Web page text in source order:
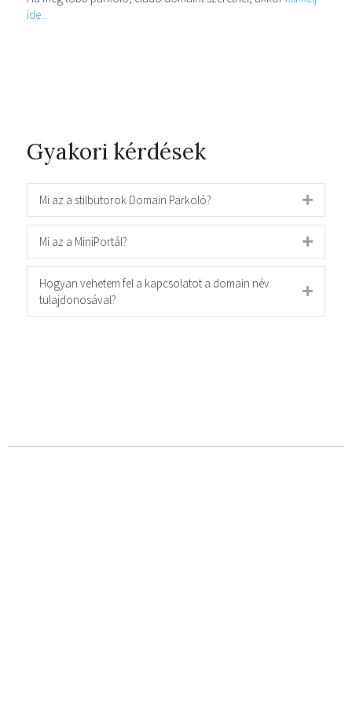
ide...
Gyakori kérdések
Mi az a stilbutorok Domain Parkoló?
Mi az a MiniPortál?
Hogyan vehetem fel a kapcsolatot a domain név
tulajdonosával?